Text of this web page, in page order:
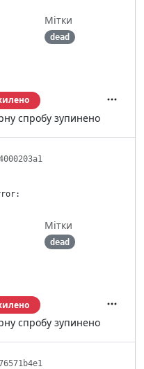
Мітки
dead
спробу зупинено
Дії
Мітки
dead
спробу зупинено